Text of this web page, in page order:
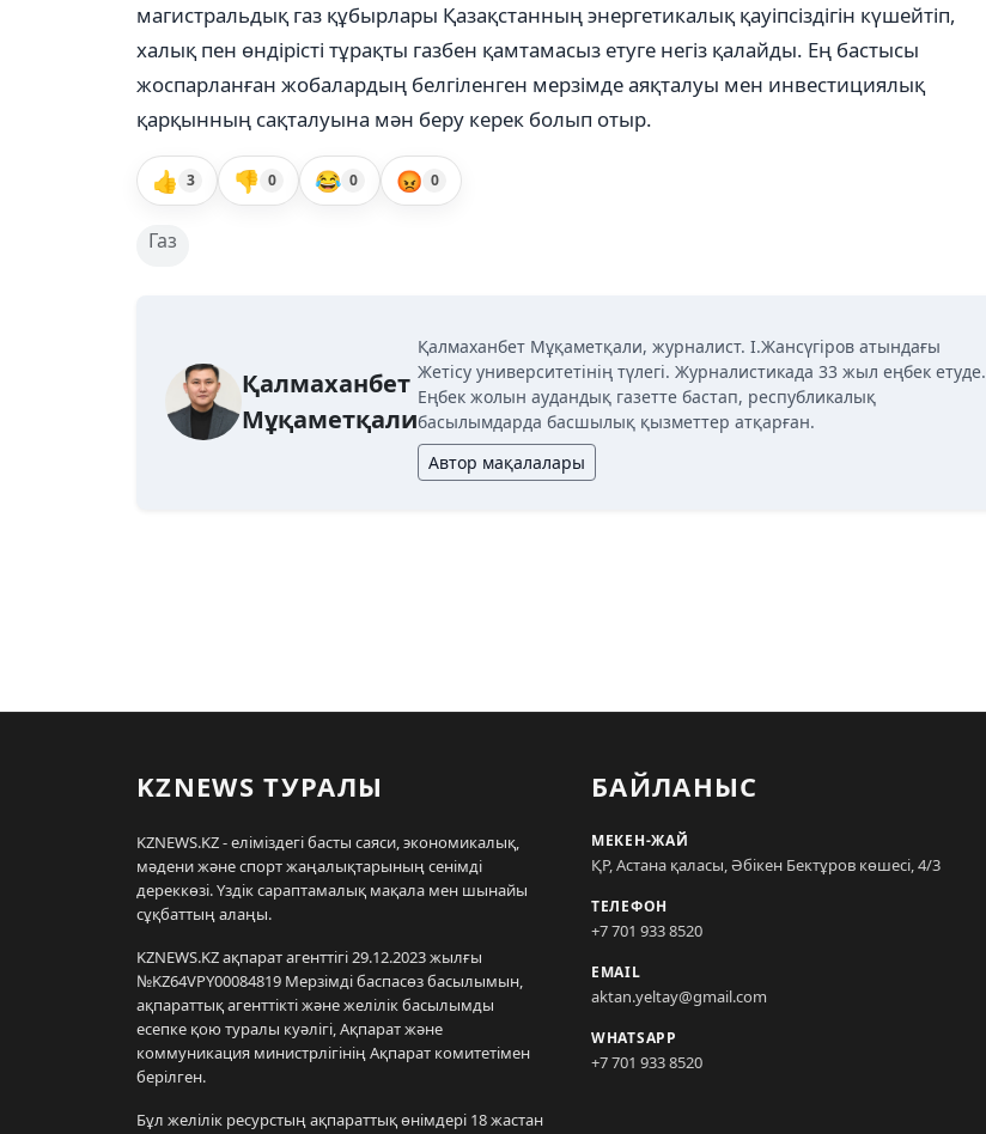
магистральдық газ құбырлары Қазақстанның энергетикалық қауіпсіздігін күшейтіп,
халық пен өндірісті тұрақты газбен қамтамасыз етуге негіз қалайды. Ең бастысы
жоспарланған жобалардың белгіленген мерзімде аяқталуы мен инвестициялық
қарқынның сақталуына мән беру керек болып отыр.
👍 3 👎 0 😂 0 😡 0
Газ
Қалмаханбет
Мұқаметқали
Қалмаханбет Мұқаметқали, журналист. І.Жансүгіров атындағы
Жетісу университетінің түлегі. Журналистикада 33 жыл еңбек етуде.
Еңбек жолын аудандық газетте бастап, республикалық
басылымдарда басшылық қызметтер атқарған.
Автор мақалалары
KZNEWS ТУРАЛЫ
KZNEWS.KZ - еліміздегі басты саяси, экономикалық,
мәдени және спорт жаңалықтарының сенімді
дереккөзі. Үздік сараптамалық мақала мен шынайы
сұқбаттың алаңы.
KZNEWS.KZ ақпарат агенттігі 29.12.2023 жылғы
№KZ64VPY00084819 Мерзімді баспасөз басылымын,
ақпараттық агенттікті және желілік басылымды
есепке қою туралы куәлігі, Ақпарат және
коммуникация министрлігінің Ақпарат комитетімен
берілген.
Бұл желілік ресурстың ақпараттық өнімдері 18 жастан
БАЙЛАНЫС
МЕКЕН-ЖАЙ
ҚР, Астана қаласы, Әбікен Бектұров көшесі, 4/3
ТЕЛЕФОН
+7 701 933 8520
EMAIL
aktan.yeltay@gmail.com
WHATSAPP
+7 701 933 8520